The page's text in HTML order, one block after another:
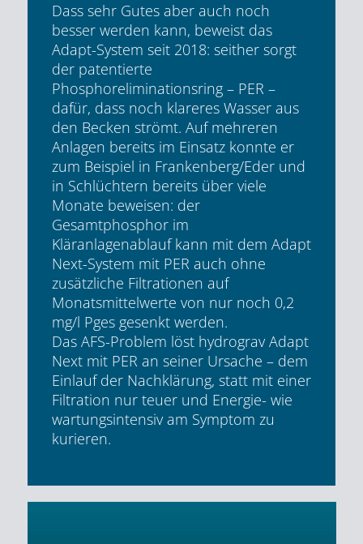
Dass sehr Gutes aber auch noch
besser werden kann, beweist das
Adapt-System seit 2018: seither sorgt
der patentierte
Phosphoreliminationsring – PER –
dafür, dass noch klareres Wasser aus
den Becken strömt. Auf mehreren
Anlagen bereits im Einsatz konnte er
zum Beispiel in Frankenberg/Eder und
in Schlüchtern bereits über viele
Monate beweisen: der
Gesamtphosphor im
Kläranlagenablauf kann mit dem Adapt
Next-System mit PER auch ohne
zusätzliche Filtrationen auf
Monatsmittelwerte von nur noch 0,2
mg/l Pges gesenkt werden.
Das AFS-Problem löst hydrograv Adapt
Next mit PER an seiner Ursache – dem
Einlauf der Nachklärung, statt mit einer
Filtration nur teuer und Energie- wie
wartungsintensiv am Symptom zu
kurieren.